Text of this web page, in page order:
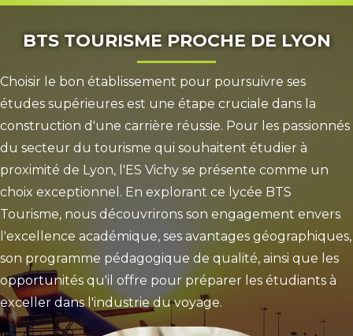
BTS TOURISME PROCHE DE LYON
Choisir le bon établissement pour poursuivre ses
études supérieures est une étape cruciale dans la
construction d'une carrière réussie. Pour les passionnés
du secteur du tourisme qui souhaitent étudier à
proximité de Lyon, l'ES Vichy se présente comme un
choix exceptionnel. En explorant ce lycée BTS
Tourisme, nous découvrirons son engagement envers
l'excellence académique, ses avantages géographiques,
son programme pédagogique de qualité, ainsi que les
opportunités qu'il offre pour préparer les étudiants à
exceller dans l'industrie du voyage.